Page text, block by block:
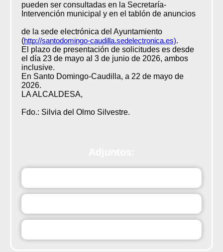
pueden ser consultadas en la Secretaría-
Intervención municipal y en el tablón de anuncios
de la sede electrónica del Ayuntamiento
(http://santodomingo-caudilla.sedelectronica.es).
El plazo de presentación de solicitudes es desde
el día 23 de mayo al 3 de junio de 2026, ambos
inclusive.
En Santo Domingo-Caudilla, a 22 de mayo de
2026.
LA ALCALDESA,
Fdo.: Silvia del Olmo Silvestre.